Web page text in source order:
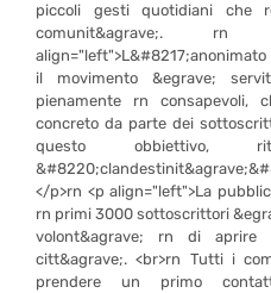
piccoli gesti quotidiani che
comunit&agrave;.
il movimento &egrave;
pienamente rn consapevoli,
concreto da parte dei
questo obbiettivo,
</p>rn <p align="left">La
rn primi 3000 sottoscrittori
volont&agrave; rn di aprire
citt&agrave;. <br>rn Tutti i
prendere un primo